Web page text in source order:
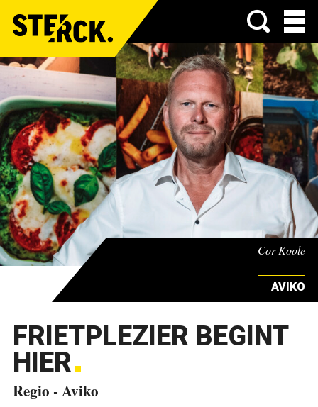
Menu
Cor Koole
AVIKO
FRIETPLEZIER BEGINT
HIER
Regio - Aviko